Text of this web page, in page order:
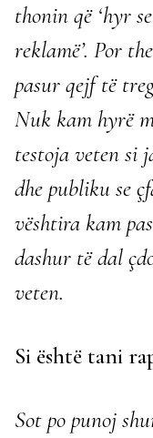
thonin që ‘hyr
reklamë’. Por
pasur qejf të
Nuk kam hyrë
testoja veten si
dhe publiku se
vështira kam
dashur të dal
veten.
Si është tani
Sot po punoj